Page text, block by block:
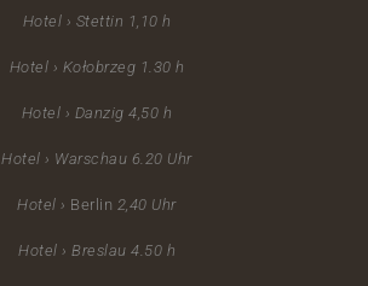
Hotel › Stettin 1,10 h
Hotel › Kołobrzeg 1.30 h
Hotel › Danzig 4,50 h
Hotel › Warschau 6.20 Uhr
Hotel › Berlin 2,40 Uhr
Hotel › Breslau 4.50 h